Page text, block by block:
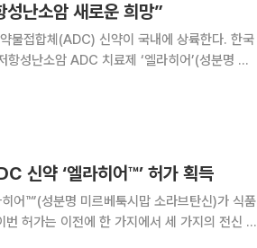
성난소암 새로운 희망”
접합체(ADC) 신약이 국내에 상륙한다. 한국
성난소암 ADC 치료제 ‘엘라히어’(성분명 미
신약 ‘엘라히어™’ 허가 획득
어™’(성분명 미르베툭시맙 소라브탄신)가 식품